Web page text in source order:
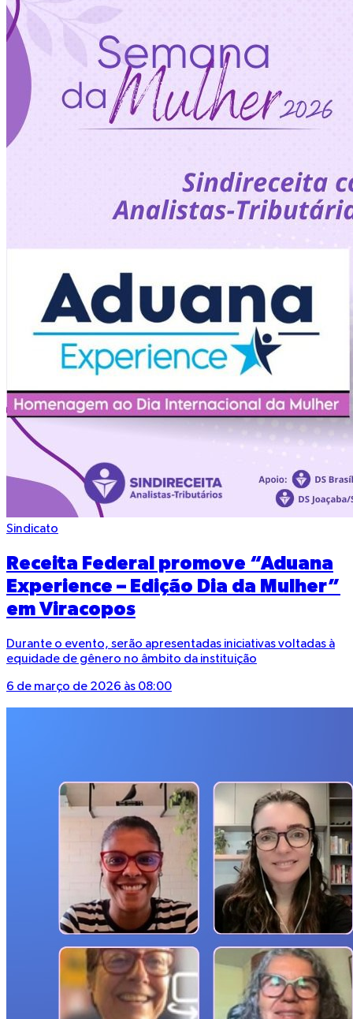
Sindicato
Receita Federal promove “Aduana
Experience – Edição Dia da Mulher”
em Viracopos
Durante o evento, serão apresentadas iniciativas voltadas à
equidade de gênero no âmbito da instituição
6 de março de 2026 às 08:00